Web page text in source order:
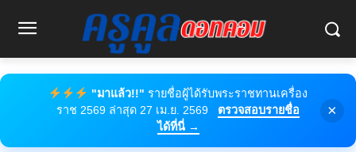
"มาแล้ว!!" รายชื่อผู้ได้รับพระราชทานเครื่อง
ราช 2569 ล่าสุด 27 เม.ย. 2569
ตรวจสอบรายชื่อ
ได้ที่นี่ →
×